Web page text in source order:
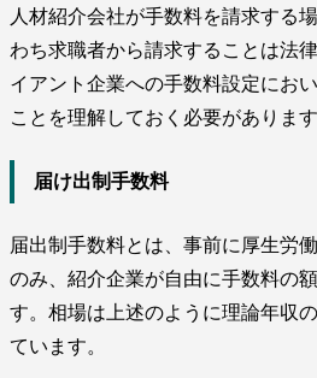
人材紹介会社が手数料を請求する
わち求職者から請求することは法
イアント企業への手数料設定にお
ことを理解しておく必要があります
届け出制手数料
届出制手数料とは、事前に厚生労
のみ、紹介企業が自由に手数料の
す。相場は上述のように理論年収
ています。